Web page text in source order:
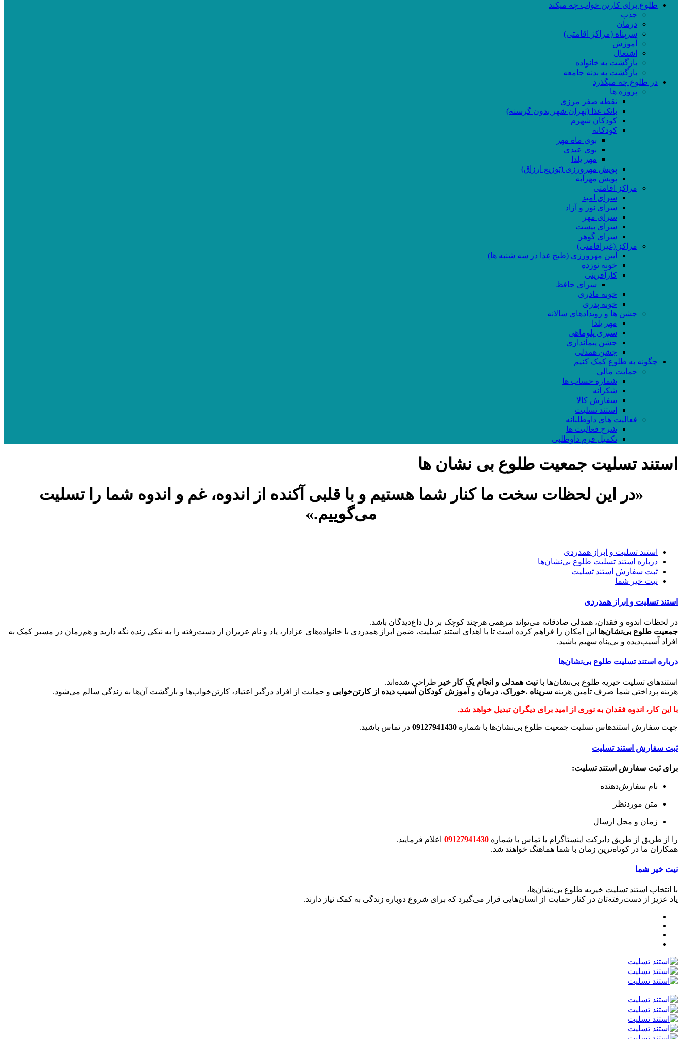
طلوع برای کارتن خواب چه میکند
جذب
درمان
سرپناه (مراکز اقامتی)
آموزش
اشتغال
بازگشت به خانواده
بازگشت به بدنه جامعه
در طلوع چه میگذرد
پروژه ها
نقطه صفر مرزی
بانک غذا (تهران شهر بدون گرسنه)
کودکان شهرم
کودکانه
بوی ماه مهر
بوی عیدی
مهر یلدا
پویش مهرورزی (توزیع ارزاق)
پویش مهرآبه
مراکز اقامتی
سرای امید
سرای نور و آزاد
سرای مهر
سرای بیست
سرای گوهر
مراکز (غیراقامتی)
آیین مهرورزی (طبخ غذا در سه شنبه ها)
خونه نوزده
کارآفرینی
سرای حافظ
خونه مادری
خونه پدری
جشن ها و رویدادهای سالانه
مهر یلدا
سبزی پلوماهی
جشن پیمانداری
جشن همدلی
چگونه به طلوع کمک کنیم
حمایت مالی
شماره حساب ها
شکرانه
سفارش کالا
استند تسلیت
فعالیت های داوطلبانه
شرح فعالیت ها
تکمیل فرم داوطلبی
استند تسلیت جمعیت طلوع بی نشان ها
«در این لحظات سخت ما کنار شما هستیم و با قلبی آکنده از اندوه، غم و اندوه شما را تسلیت
می‌گوییم.»
استند تسلیت و ابراز همدردی
درباره استند تسلیت طلوع بی‌نشان‌ها
ثبت سفارش استند تسلیت
نیت خیر شما
استند تسلیت و ابراز همدردی
در لحظات اندوه و فقدان، همدلی صادقانه می‌تواند مرهمی هرچند کوچک بر دل داغ‌دیدگان باشد.
جمعیت طلوع بی‌نشان‌ها این امکان را فراهم کرده است تا با اهدای استند تسلیت، ضمن ابراز همدردی با خانواده‌های عزادار، یاد و نام عزیزان از دست‌رفته را به نیکی زنده نگه دارید و هم‌زمان در مسیر کمک به
افراد آسیب‌دیده و بی‌پناه سهیم باشید.
درباره استند تسلیت طلوع بی‌نشان‌ها
استندهای تسلیت خیریه طلوع بی‌نشان‌ها با نیت همدلی و انجام یک کار خیر طراحی شده‌اند.
هزینه پرداختی شما صرف تامین هزینه سرپناه ،خوراک، درمان و آموزش کودکان آسیب دیده از کارتن‌خوابی و حمایت از افراد درگیر اعتیاد، کارتن‌خواب‌ها و بازگشت آن‌ها به زندگی سالم می‌شود.
با این کار، اندوه فقدان به نوری از امید برای دیگران تبدیل خواهد شد.
جهت سفارش استندهاس تسلیت جمعیت طلوع بی‌نشان‌ها با شماره‌ 09127941430 در تماس باشید.
ثبت سفارش استند تسلیت
برای ثبت سفارش استند تسلیت:
نام سفارش‌دهنده
متن موردنظر
زمان و محل ارسال
را از طریق از طریق دایرکت اینستاگرام یا تماس با شماره 09127941430 اعلام فرمایید.
همکاران ما در کوتاه‌ترین زمان با شما هماهنگ خواهند شد.
نیت خیر شما
با انتخاب استند تسلیت خیریه طلوع بی‌نشان‌ها،
یاد عزیز از دست‌رفته‌تان در کنار حمایت از انسان‌هایی قرار می‌گیرد که برای شروع دوباره زندگی به کمک نیاز دارند.